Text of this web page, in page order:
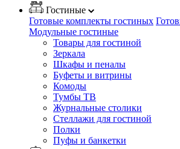
Гостиные
Готовые комплекты гостиных
Модульные гостиные
Товары для гостиной
Зеркала
Шкафы и пеналы
Буфеты и витрины
Комоды
Тумбы ТВ
Журнальные столики
Стеллажи для гостиной
Полки
Пуфы и банкетки